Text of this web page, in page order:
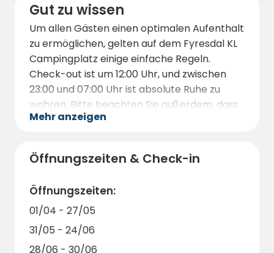
Geschichtsinteressierte können das
Fyresdaler Dorfmuseum besuchen, das
Einblicke in die lokale Kultur und Tradition
bietet. Wer es etwas abenteuerlicher mag,
kann die BMX-Strecke ausprobieren oder an
organisierten Outdoor-Aktivitäten wie
Klettern oder Kanutouren teilnehmen.
Gut zu wissen
Um allen Gästen einen optimalen Aufenthalt
zu ermöglichen, gelten auf dem Fyresdal KL
Campingplatz einige einfache Regeln.
Check-out ist um 12:00 Uhr, und zwischen
23:00 und 07:00 Uhr ist absolute Ruhe zu
wahren. Bitte beachten Sie außerdem, dass
aus Brandschutzgründen ein
den einzelnen Wohneinheiten eingehalten
werden muss.
Der Campingplatz dankt allen Gästen
herzlich dafür, ihren Müll in den
bereitgestellten Behältern zu entsorgen.
Dies trägt dazu bei, die schöne Natur rund
um den Campingplatz zu erhalten und allen
Mehr anzeigen
Öffnungszeiten & Check-in
Öffnungszeiten:
01/04 - 27/05
31/05 - 24/06
28/06 - 30/06